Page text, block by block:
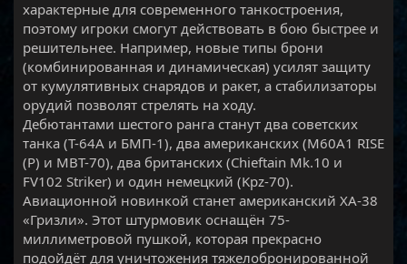
характерные для современного танкостроения,
поэтому игроки смогут действовать в бою быстрее и
решительнее. Например, новые типы брони
(комбинированная и динамическая) усилят защиту
от кумулятивных снарядов и ракет, а стабилизаторы
орудий позволят стрелять на ходу.
Дебютантами шестого ранга станут два советских
танка (Т-64А и БМП-1), два американских (M60A1 RISE
(P) и MBT-70), два британских (Chieftain Mk.10 и
FV102 Striker) и один немецкий (Kpz-70).
Авиационной новинкой станет американский XA-38
«Гризли». Этот штурмовик оснащён 75-
миллиметровой пушкой, которая прекрасно
подойдёт для уничтожения тяжелобронированной